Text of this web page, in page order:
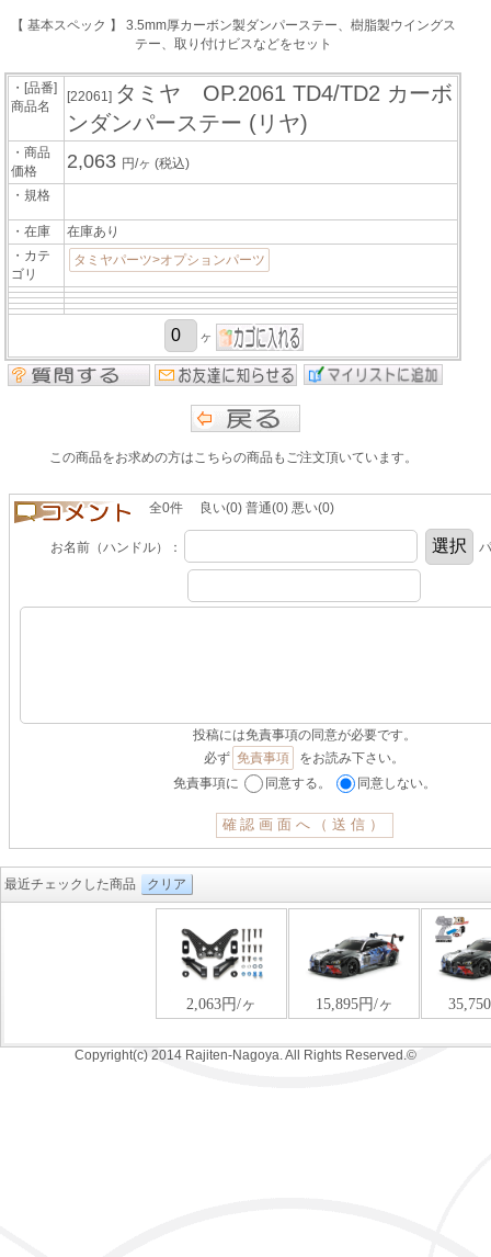
【 基本スペック 】 3.5mm厚カーボン製ダンパーステー、樹脂製ウイングス
テー、取り付けビスなどをセット
・[品番]
商品名
[22061] タミヤ OP.2061 TD4/TD2 カーボ
ンダンパーステー (リヤ)
・商品
価格
2,063 円/ヶ(税込)
・規格
・在庫
在庫あり
・カテ
ゴリ
タミヤパーツ>オプションパーツ
ヶ
この商品をお求めの方はこちらの商品もご注文頂いています。
全0件 良い(0) 普通(0) 悪い(0)
お名前（ハンドル）：
投稿には免責事項の同意が必要です。
必ず 免責事項
をお読み下さい。
免責事項に
同意する。 同意しない。
最近チェックした商品 クリア
Copyright(c) 2014 Rajiten-Nagoya. All Rights Reserved.©